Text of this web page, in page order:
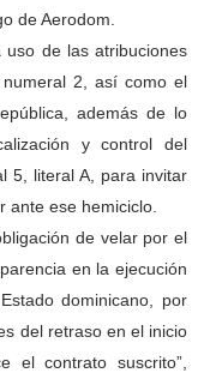
de Aerodom.
uso de las atribuciones
2, así como el
además de lo
y control del
5, literal A, para invitar
ante ese hemiciclo.
de velar por el
en la ejecución
dominicano, por
del retraso en el inicio
el contrato suscrito”,